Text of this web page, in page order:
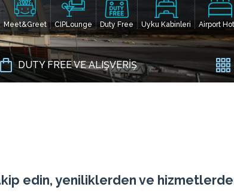
Meet&Greet CIPLounge Duty Free Uyku Kabinleri Airport
DUTY FREE VE ALIŞVERİŞ
edin, yeniliklerden ve